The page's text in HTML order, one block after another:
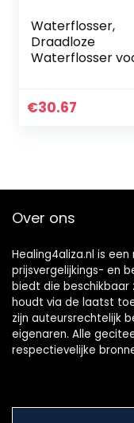
Waterflosser,
Draadloze
Waterflosser
Ball Dental Floss
€30.67
Over ons
Healing4aliza.nl is
prijsvergelijkings- en
biedt die beschikbaar
houdt via de laatst
zijn auteursrechtelijk
eigenaren. Alle
respectievelijke